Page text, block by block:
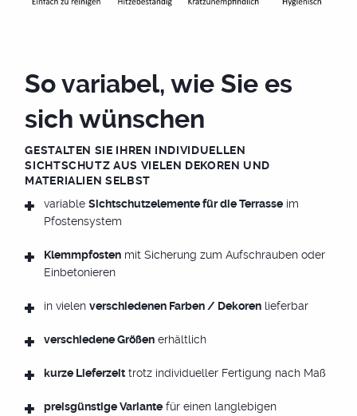
XXL FLIESEN
SHOP
So variabel, wie Sie es
sich wünschen
GESTALTEN SIE IHREN INDIVIDUELLEN
SICHTSCHUTZ AUS VIELEN DEKOREN UND
MATERIALIEN SELBST
variableSichtschutzelemente für die Terrasse im
Pfostensystem
Klemmpfosten mit Sicherung zum Aufschrauben oder
Einbetonieren
in vielenverschiedenen Farben / Dekoren lieferbar
verschiedene Größen erhältlich
kurze Lieferzeit trotz individueller Fertigung nach Maß
preisgünstige Variante für einen langlebigen